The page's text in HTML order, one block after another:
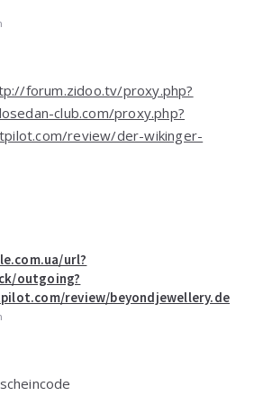
forum.zidoo.tv/proxy.php?
club.com/proxy.php?
review/der-wikinger-
url?
outgoing?
review/beyondjewellery.de